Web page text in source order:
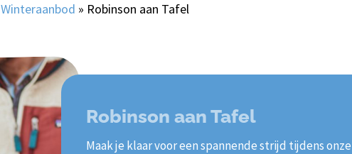
Winteraanbod » Robinson aan Tafel
Robinson aan Tafel
Maak je klaar voor een spannende strijd tijdens